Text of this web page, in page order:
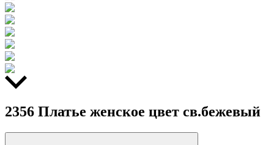
2356 Платье женское цвет св.бежевый